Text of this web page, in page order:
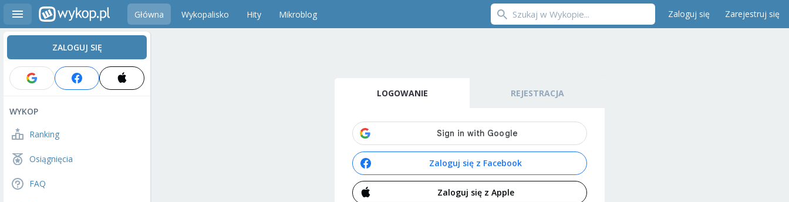
Główna Wykopalisko Hity Mikroblog Zaloguj się Zarejestruj się
ZALOGUJ SIĘ
WYKOP
Ranking
Osiągnięcia
FAQ
LOGOWANIE REJESTRACJA
Zaloguj się z Facebook
Zaloguj się z Apple